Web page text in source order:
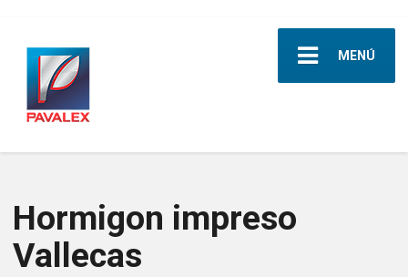
MENÚ
Hormigon impreso
Vallecas